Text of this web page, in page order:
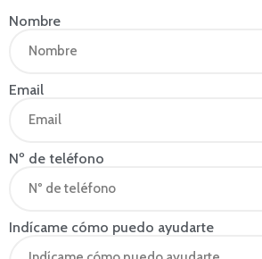
Nombre
Email
Nº de teléfono
Indícame cómo puedo ayudarte